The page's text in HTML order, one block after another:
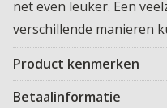
net even leuker. Een
verschillende manieren
Product kenmerken
Betaalinformatie